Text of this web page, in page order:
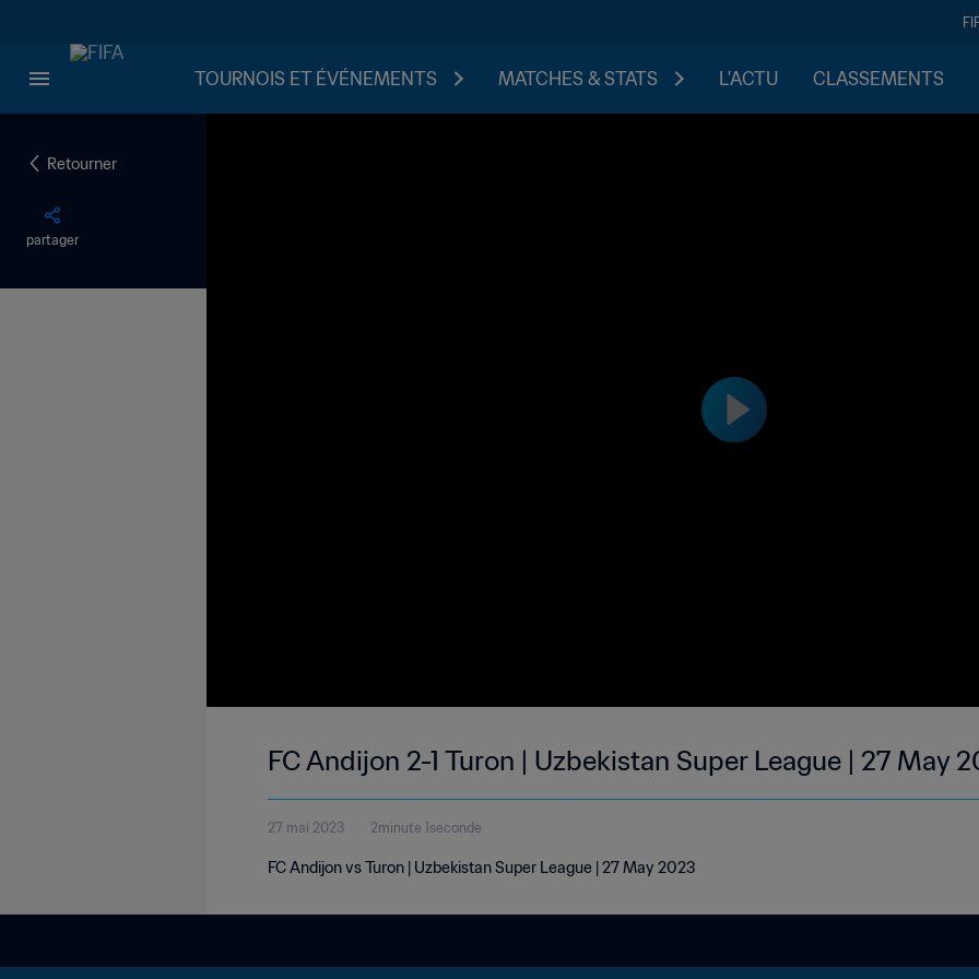
TOURNOIS ET ÉVÉNEMENTS MATCHES & STATS L'ACTU CLASSEMENTS
Retourner
partager
FC Andijon 2-1 Turon | Uzbekistan Super League | 27 May
27 mai 2023 2minute 1seconde
FC Andijon vs Turon | Uzbekistan Super League | 27 May 2023